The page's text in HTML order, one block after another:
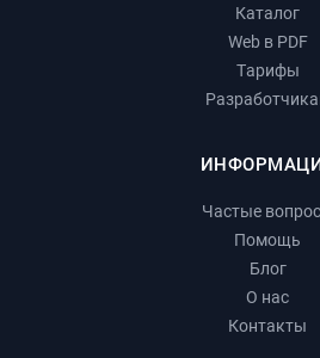
Каталог
Web в PDF
Тарифы
Частые
Помощь
Блог
О нас
Контакты